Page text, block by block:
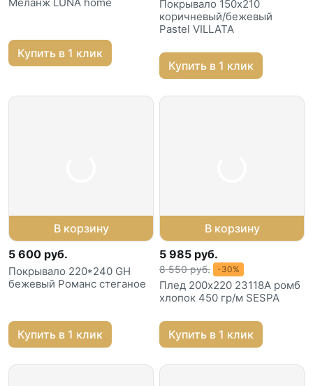
Купить в 1 клик
Покрывало 150х210
коричневый/бежевый
Pastel VILLATA
Купить в 1 клик
В корзину
5 600 руб.
Покрывало 220*240 GH
бежевый Романс стеганое
Купить в 1 клик
В корзину
5 985 руб.
8 550 руб. -30%
Плед 200х220 23118A ромб
хлопок 450 гр/м SESPA
Купить в 1 клик